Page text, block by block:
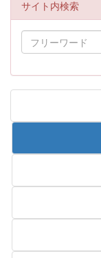
サイト内検索